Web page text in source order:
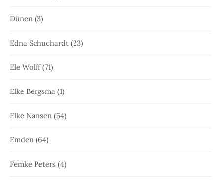
Dünen (3)
Edna Schuchardt (23)
Ele Wolff(71)
Elke Bergsma (1)
Elke Nansen (54)
Emden (64)
Femke Peters (4)